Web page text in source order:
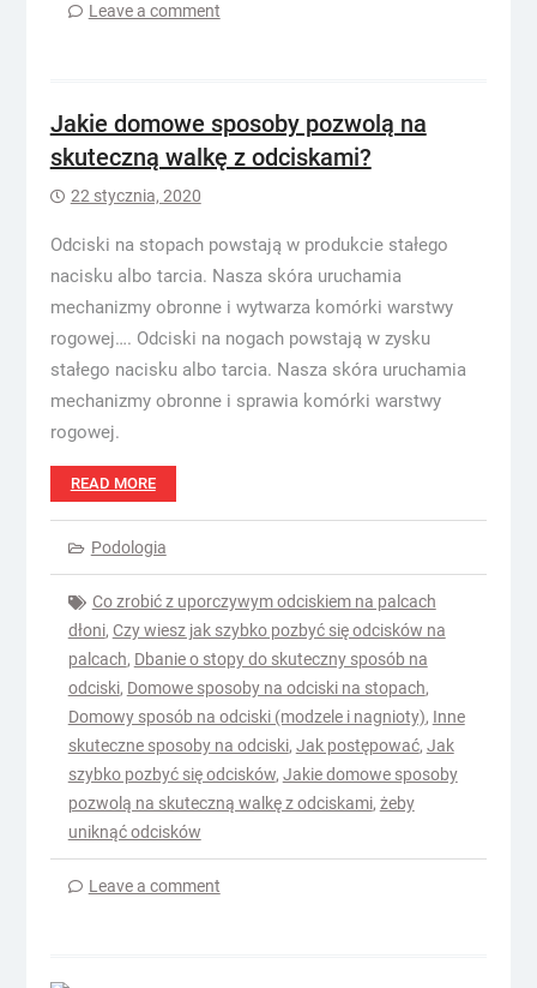
Leave a comment
Jakie domowe sposoby pozwolą na
skuteczną walkę z odciskami?
22 stycznia, 2020
Odciski na stopach powstają w produkcie stałego
nacisku albo tarcia. Nasza skóra uruchamia
mechanizmy obronne i wytwarza komórki warstwy
rogowej…. Odciski na nogach powstają w zysku
stałego nacisku albo tarcia. Nasza skóra uruchamia
mechanizmy obronne i sprawia komórki warstwy
rogowej.
READ MORE
Podologia
Co zrobić z uporczywym odciskiem na palcach
dłoni, Czy wiesz jak szybko pozbyć się odcisków na
palcach, Dbanie o stopy do skuteczny sposób na
odciski, Domowe sposoby na odciski na stopach,
Domowy sposób na odciski (modzele i nagnioty), Inne
skuteczne sposoby na odciski, Jak postępować, Jak
szybko pozbyć się odcisków, Jakie domowe sposoby
pozwolą na skuteczną walkę z odciskami, żeby
uniknąć odcisków
Leave a comment